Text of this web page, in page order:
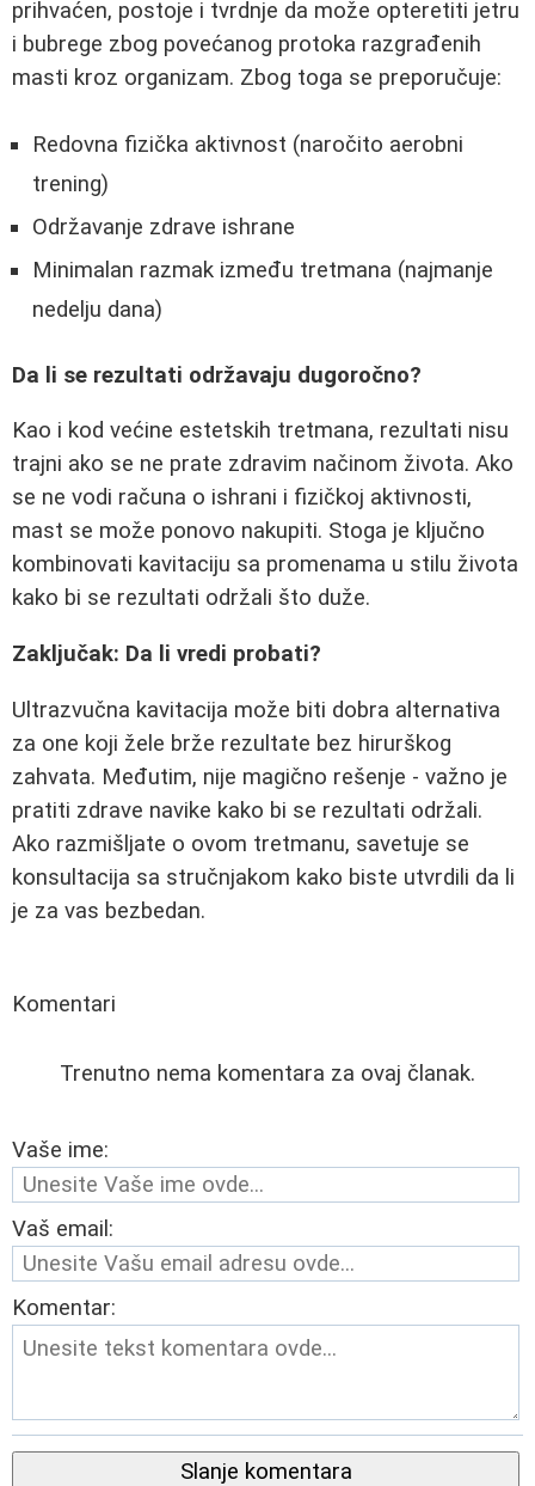
prihvaćen, postoje i tvrdnje da može opteretiti jetru
i bubrege zbog povećanog protoka razgrađenih
masti kroz organizam. Zbog toga se preporučuje:
Redovna fizička aktivnost (naročito aerobni
trening)
Održavanje zdrave ishrane
Minimalan razmak između tretmana (najmanje
nedelju dana)
Da li se rezultati održavaju dugoročno?
Kao i kod većine estetskih tretmana, rezultati nisu
trajni ako se ne prate zdravim načinom života. Ako
se ne vodi računa o ishrani i fizičkoj aktivnosti,
mast se može ponovo nakupiti. Stoga je ključno
kombinovati kavitaciju sa promenama u stilu života
kako bi se rezultati održali što duže.
Zaključak: Da li vredi probati?
Ultrazvučna kavitacija može biti dobra alternativa
za one koji žele brže rezultate bez hirurškog
zahvata. Međutim, nije magično rešenje - važno je
pratiti zdrave navike kako bi se rezultati održali.
Ako razmišljate o ovom tretmanu, savetuje se
konsultacija sa stručnjakom kako biste utvrdili da li
je za vas bezbedan.
Komentari
Trenutno nema komentara za ovaj članak.
Vaše ime:
Vaš email:
Komentar:
Slanje komentara